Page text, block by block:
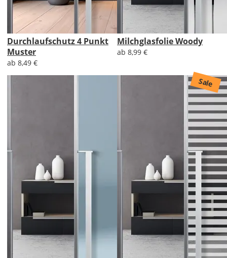
Durchlaufschutz 4 Punkt
Muster
ab 8,49 €
Milchglasfolie Woody
ab 8,99 €
Sale